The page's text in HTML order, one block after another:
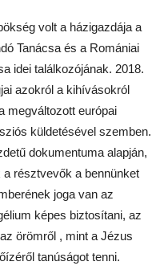
volt a házigazdája a
Tanácsa és a Romániai
idei találkozójának. 2018.
azokról a kihívásokról
megváltozott európai
küldetésével szemben.
dokumentuma alapján,
résztvevők a bennünket
joga van az
képes biztosítani, az
örömről , mint a Jézus
tanúságot tenni.